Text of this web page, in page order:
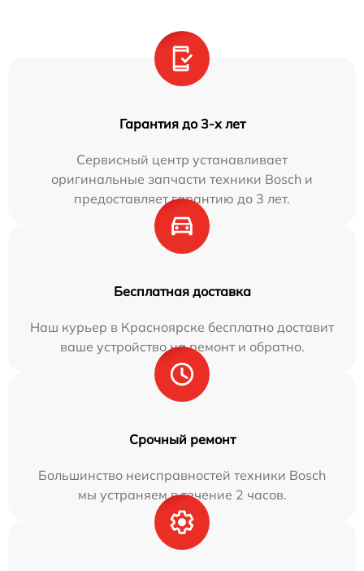
Гарантия до 3-х лет
Сервисный центр устанавливает
оригинальные запчасти техники Bosch и
предоставляет гарантию до 3 лет.
Бесплатная доставка
Наш курьер в Красноярске бесплатно доставит
ваше устройство на ремонт и обратно.
Срочный ремонт
Большинство неисправностей техники Bosch
мы устраняем в течение 2 часов.